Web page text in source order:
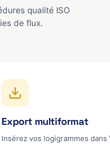
qualité ISO
de flux.
Export multiformat
Insérez vos logigrammes dans